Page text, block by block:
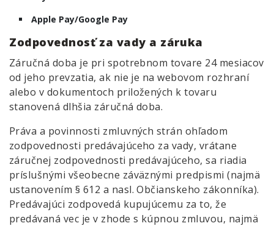
Apple Pay/Google Pay
Zodpovednosť za vady a záruka
Záručná doba je pri spotrebnom tovare 24 mesiacov
od jeho prevzatia, ak nie je na webovom rozhraní
alebo v dokumentoch priložených k tovaru
stanovená dlhšia záručná doba.
Práva a povinnosti zmluvných strán ohľadom
zodpovednosti predávajúceho za vady, vrátane
záručnej zodpovednosti predávajúceho, sa riadia
príslušnými všeobecne záväznými predpismi (najmä
ustanovením § 612 a nasl. Občianskeho zákonníka).
Predávajúci zodpovedá kupujúcemu za to, že
predávaná vec je v zhode s kúpnou zmluvou, najmä